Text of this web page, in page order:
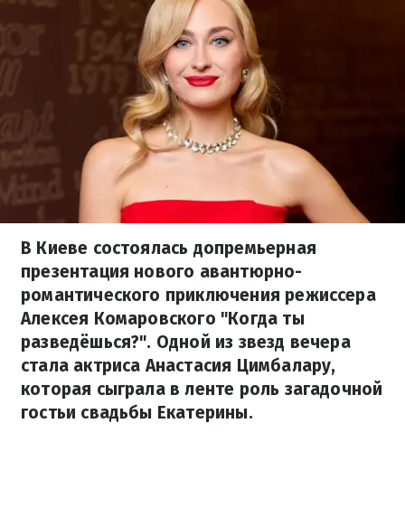
В Киеве состоялась допремьерная
презентация нового авантюрно-
романтического приключения режиссера
Алексея Комаровского "Когда ты
разведёшься?". Одной из звезд вечера
стала актриса Анастасия Цимбалару,
которая сыграла в ленте роль загадочной
гостьи свадьбы Екатерины.